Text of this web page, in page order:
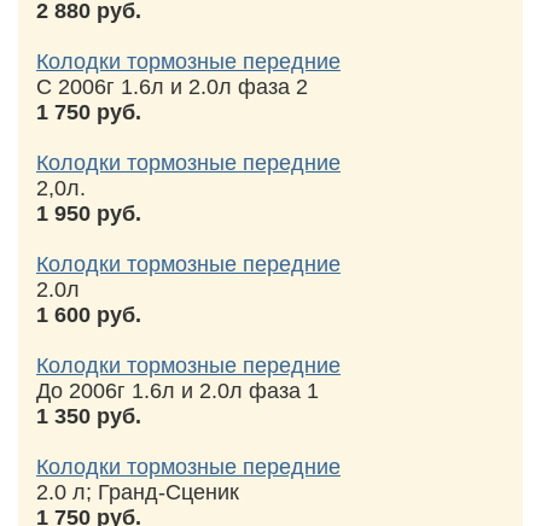
2 880 руб.
Колодки тормозные передние
С 2006г 1.6л и 2.0л фаза 2
1 750 руб.
Колодки тормозные передние
2,0л.
1 950 руб.
Колодки тормозные передние
2.0л
1 600 руб.
Колодки тормозные передние
До 2006г 1.6л и 2.0л фаза 1
1 350 руб.
Колодки тормозные передние
2.0 л; Гранд-Сценик
1 750 руб.